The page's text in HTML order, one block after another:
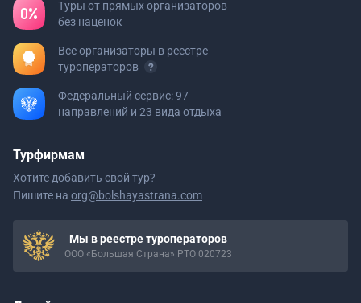
Туры от прямых организаторов
без наценок
Все организаторы в реестре
туроператоров
Федеральный сервис: 97
направлений и 23 вида отдыха
Турфирмам
Хотите добавить свой тур?
Пишите на org@bolshayastrana.com
Мы в реестре туроператоров
ООО «Большая Страна» РТО 020723